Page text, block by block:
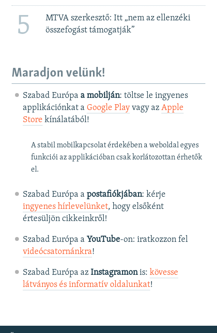
5
MTVA szerkesztő: Itt „nem az ellenzéki
összefogást támogatják”
Maradjon velünk!
Szabad Európa a mobilján: töltse le ingyenes
applikációnkat a Google Playvagy az Apple
Store kínálatából!
A stabil mobilkapcsolat érdekében a weboldal egyes
funkciói az applikációban csak korlátozottan érhetők
el.
Szabad Európa a postafiókjában: kérje
ingyenes hírlevelünket, hogy elsőként
értesüljön cikkeinkről!
Szabad Európa a YouTube-on: iratkozzon fel
videócsatornánkra!
Szabad Európa az Instagramonis: kövesse
látványos és informatív oldalunkat! ​